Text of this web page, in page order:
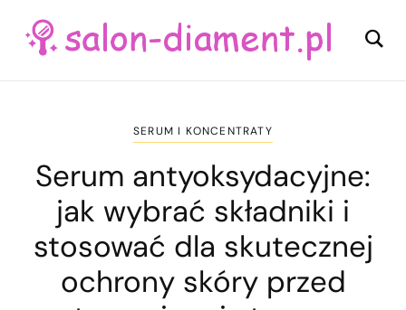
SERUM I KONCENTRATY
Serum antyoksydacyjne:
jak wybrać składniki i
stosować dla skutecznej
ochrony skóry przed